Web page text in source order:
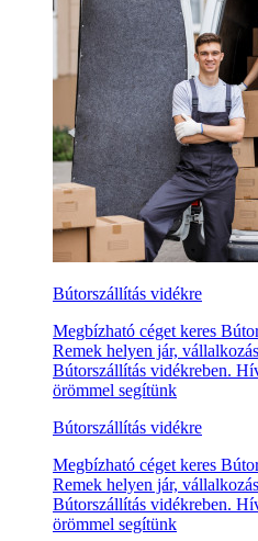
Bútorszállítás vidékre
Megbízható céget keres
Remek helyen jár,
Bútorszállítás vidékreben.
örömmel segítünk
Bútorszállítás vidékre
Megbízható céget keres
Remek helyen jár,
Bútorszállítás vidékreben.
örömmel segítünk